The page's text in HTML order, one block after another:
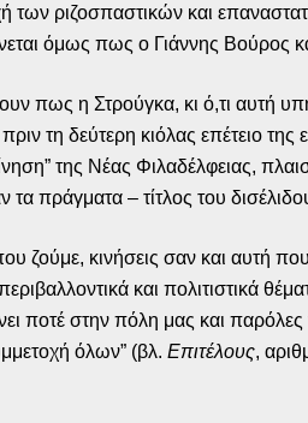
των ριζοσπαστικών και
όμως πως ο Γιάννης Βούρος
πως η Στρούγκα, κι ό,τι αυτή
τη δεύτερη κιόλας επέτειο της
της Νέας Φιλαδέλφειας,
πράγματα – τίτλος του
ζούμε, κινήσεις σαν και αυτή
και πολιτιστικά
ποτέ στην πόλη μας και
όλων” (βλ. Επιτέλους,